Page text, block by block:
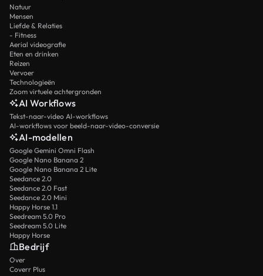
Natuur
Mensen
Liefde & Relaties
- Fitness
Aerial videografie
Eten en drinken
Reizen
Vervoer
Technologieën
Zoom virtuele achtergronden
AI Workflows
Tekst-naar-video AI-workflows
AI-workflows voor beeld-naar-video-conversie
AI-modellen
Google Gemini Omni Flash
Google Nano Banana 2
Google Nano Banana 2 Lite
Seedance 2.0
Seedance 2.0 Fast
Seedance 2.0 Mini
Happy Horse 1.1
Seedream 5.0 Pro
Seedream 5.0 Lite
Happy Horse
Bedrijf
Over
Coverr Plus